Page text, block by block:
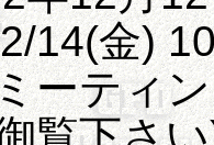
14(金)
ーティ
覧下さ